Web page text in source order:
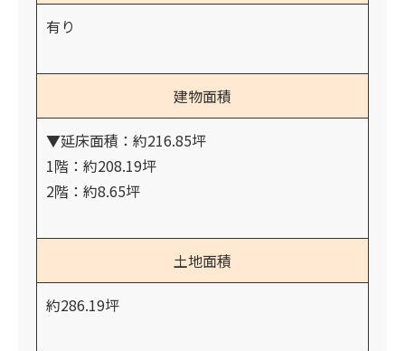
有り
建物面積
▼延床面積：約216.85坪
1階：約208.19坪
2階：約8.65坪
土地面積
約286.19坪